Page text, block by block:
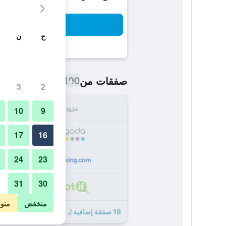
صفقات من190 ﷼
مزود
18 صفقة إضافية لـ هوتل ذا ديزاينرز دونج دايموم
ح ن
2
3
9
10
16
17
23
24
30
31
منخفض